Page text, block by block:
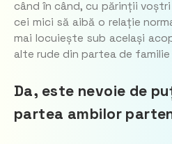
când în când, cu părinții
cei mici să aibă o relație
mai locuiește sub același
alte rude din partea de
Da, este nevoie de
partea ambilor